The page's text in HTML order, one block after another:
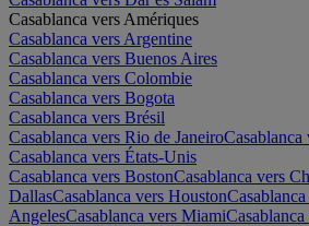
Casablanca vers Amériques
Casablanca vers Argentine
Casablanca vers Buenos Aires
Casablanca vers Colombie
Casablanca vers Bogota
Casablanca vers Brésil
Casablanca vers Rio de JaneiroCasablanca
Casablanca vers États-Unis
Casablanca vers BostonCasablanca vers
DallasCasablanca vers Houston
AngelesCasablanca vers Miami